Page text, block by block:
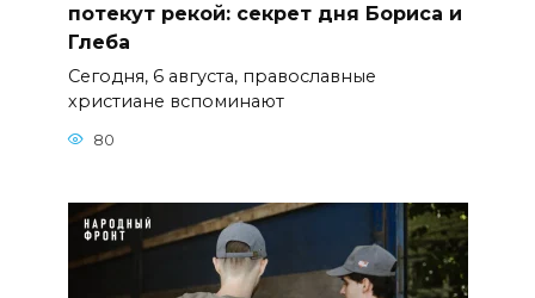
потекут рекой: секрет дня Бориса и
Глеба
Сегодня, 6 августа, православные
христиане вспоминают
80